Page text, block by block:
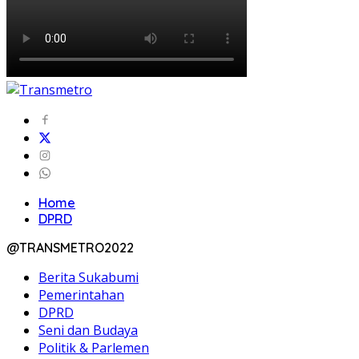
Home
DPRD
@TRANSMETRO2022
Berita Sukabumi
Pemerintahan
DPRD
Seni dan Budaya
Politik & Parlemen